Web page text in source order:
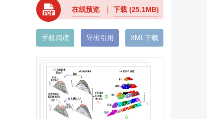
在线预览 下载(25.1MB)
手机阅读 导出引用 XML下载